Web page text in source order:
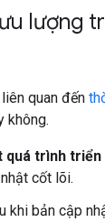
lượng
quan đến
không.
quá trình triển
cốt lõi.
khi bản cập